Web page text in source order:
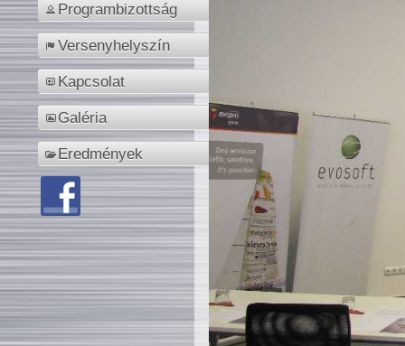
Programbizottság
Versenyhelyszín
Kapcsolat
Galéria
Eredmények